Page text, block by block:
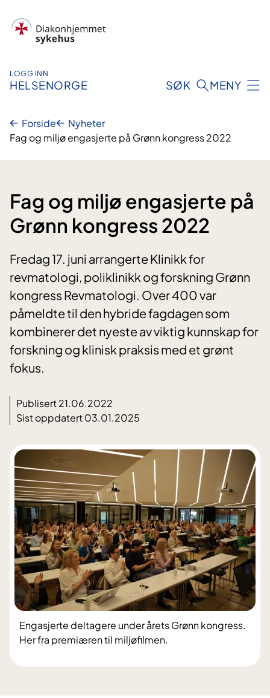
innhold
LOGG INN
HELSENORGE SØK MENY
Forside
Nyheter
Fag og miljø engasjerte på Grønn kongress 2022
Fag og miljø engasjerte på
Grønn kongress 2022
Fredag 17. juni arrangerte Klinikk for
revmatologi, poliklinikk og forskning Grønn
kongress Revmatologi. Over 400 var
påmeldte til den hybride fagdagen som
kombinerer det nyeste av viktig kunnskap for
forskning og klinisk praksis med et grønt
fokus.
Publisert 21.06.2022
Sist oppdatert 03.01.2025
Engasjerte deltagere under årets Grønn kongress.
Her fra premiæren til miljøfilmen.